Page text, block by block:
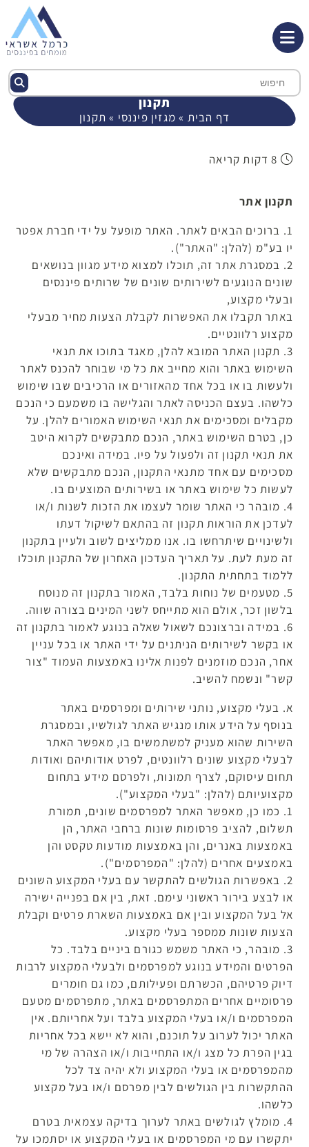
תקנון
דף הבית » מגזין פיננסי »תקנון
תקנון אתר
1. ברוכים הבאים לאתר. האתר מופעל על ידי חברת אפטר
יו בע"מ (להלן: "האתר").
2. במסגרת אתר זה, תוכלו למצוא מידע מגוון בנושאים
שונים הנוגעים לשירותים שונים של שרותים פיננסים
ובעלי מקצוע,
באתר תקבלו את האפשרות לקבלת הצעות מחיר מבעלי
מקצוע רלוונטיים.
3. תקנון האתר המובא להלן, מאגד בתוכו את תנאי
השימוש באתר והוא מחייב את כל מי שבוחר להכנס לאתר
ולעשות בו או בכל אחד מהאזורים או הרכיבים שבו שימוש
כלשהו. בעצם הכניסה לאתר והגלישה בו משמעם כי הנכם
מקבלים ומסכימים את תנאי השימוש האמורים להלן. על
כן, בטרם השימוש באתר, הנכם מתבקשים לקרוא היטב
את תנאי תקנון זה ולפעול על פיו. במידה ואינכם
מסכימים עם אחד מתנאי התקנון, הנכם מתבקשים שלא
לעשות כל שימוש באתר או בשירותים המוצעים בו.
4. מובהר כי האתר שומר לעצמו את הזכות לשנות ו/או
לעדכן את הוראות תקנון זה בהתאם לשיקול דעתו
ולשינויים שיתרחשו בו. אנו ממליצים לשוב ולעיין בתקנון
זה מעת לעת. על תאריך העדכון האחרון של התקנון תוכלו
ללמוד בתחתית התקנון.
5. מטעמים של נוחות בלבד, האמור בתקנון זה מנוסח
בלשון זכר, אולם הוא מתייחס לשני המינים בצורה שווה.
6. במידה וברצונכם לשאול שאלה בנוגע לאמור בתקנון זה
או בקשר לשירותים הניתנים על ידי האתר או בכל עניין
אחר, הנכם מוזמנים לפנות אלינו באמצעות העמוד "צור
קשר" ונשמח להשיב.
א. בעלי מקצוע, נותני שירותים ומפרסמים באתר
בנוסף על הידע אותו מנגיש האתר לגולשיו, ובמסגרת
השירות שהוא מעניק למשתמשים בו, מאפשר האתר
לבעלי מקצוע שונים רלוונטים, לפרט אודותיהם ואודות
תחום עיסוקם, לצרף תמונות, ולפרסם מידע בתחום
מקצועיותם (להלן: "בעלי המקצוע").
1. כמו כן, מאפשר האתר למפרסמים שונים, תמורת
תשלום, להציב פרסומות שונות ברחבי האתר, הן
באמצעות באנרים, והן באמצעות מודעות טקסט והן
באמצעים אחרים (להלן: "המפרסמים").
2. באפשרות הגולשים להתקשר עם בעלי המקצוע השונים
או לבצע בירור ראשוני עימם. זאת, בין אם בפנייה ישירה
אל בעל המקצוע ובין אם באמצעות השארת פרטים וקבלת
הצעות שונות ממספר בעלי מקצוע.
3. מובהר, כי האתר משמש כגורם ביניים בלבד. כל
הפרטים והמידע בנוגע למפרסמים ולבעלי המקצוע לרבות
דיוק פרטיהם, הכשרתם ופעילותם, כמו גם חומרים
פרסומיים אחרים המתפרסמים באתר, מתפרסמים מטעם
המפרסמים ו/או בעלי המקצוע בלבד ועל אחריותם. אין
האתר יכול לערוב על תוכנם, והוא לא יישא בכל אחריות
בגין הפרת כל מצג ו/או התחייבות ו/או הצהרה של מי
מהמפרסמים או בעלי המקצוע ולא יהיה צד לכל
ההתקשרות בין הגולשים לבין מפרסם ו/או בעל מקצוע
כלשהו.
4. מומלץ לגולשים באתר לערוך בדיקה עצמאית בטרם
יתקשרו עם מי המפרסמים או בעלי המקצוע או יסתמכו על